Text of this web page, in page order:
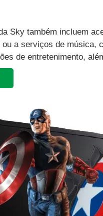
Sky também incluem
a serviços de música,
de entretenimento,